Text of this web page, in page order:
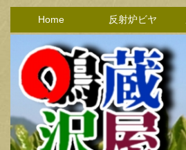
Home 反射炉ビヤ